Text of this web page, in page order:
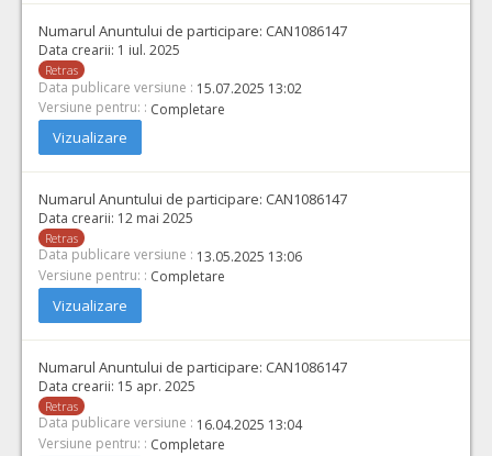
Numarul Anuntului de participare: CAN1086147
Data crearii: 1 iul. 2025
Retras
Data publicare versiune : 15.07.2025 13:02
Versiune pentru: : Completare
Vizualizare
Numarul Anuntului de participare: CAN1086147
Data crearii: 12 mai 2025
Retras
Data publicare versiune : 13.05.2025 13:06
Versiune pentru: : Completare
Vizualizare
Numarul Anuntului de participare: CAN1086147
Data crearii: 15 apr. 2025
Retras
Data publicare versiune : 16.04.2025 13:04
Versiune pentru: : Completare